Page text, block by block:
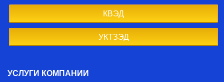
КВЭД
УКТЗЭД
УСЛУГИ КОМПАНИИ